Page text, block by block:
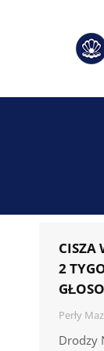
CISZA
2
Perły
Drodzy